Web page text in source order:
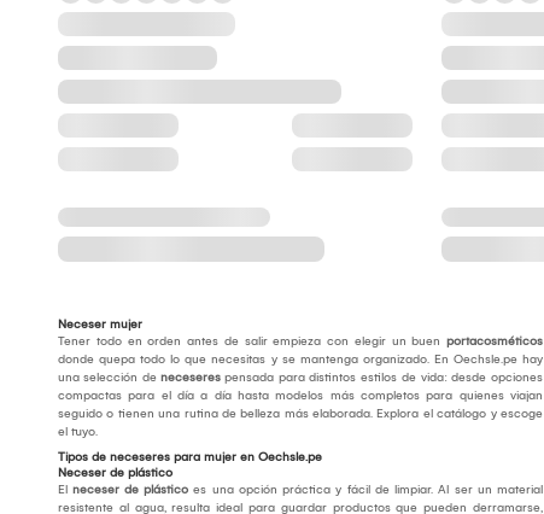
Neceser mujer
Tener todo en orden antes de salir empieza con elegir un buen portacosméticos
donde quepa todo lo que necesitas y se mantenga organizado. En Oechsle.pe hay
una selección de neceseres pensada para distintos estilos de vida: desde opciones
compactas para el día a día hasta modelos más completos para quienes viajan
seguido o tienen una rutina de belleza más elaborada. Explora el catálogo y escoge
el tuyo.
Tipos de neceseres para mujer en Oechsle.pe
Neceser de plástico
El neceser de plástico es una opción práctica y fácil de limpiar. Al ser un material
resistente al agua, resulta ideal para guardar productos que pueden derramarse,